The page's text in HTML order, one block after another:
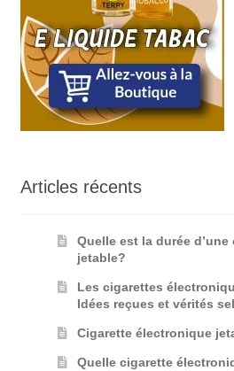
Articles récents
Quelle est la durée
jetable?
Les cigarettes
Idées reçues et vérités
Cigarette électronique
Quelle cigarette